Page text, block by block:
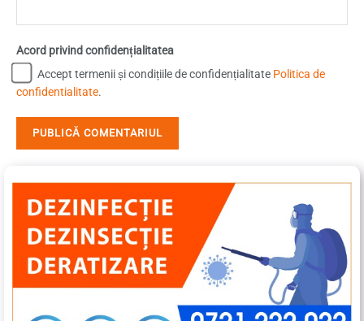
Acord privind confidențialitatea
Accept termenii și condițiile de confidențialitate Politica de
confidentialitate.